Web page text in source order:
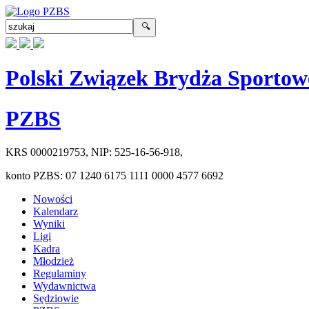
Polski Związek Brydża
PZBS
KRS 0000219753, NIP: 525-16-56-918,
konto PZBS: 07 1240 6175 1111 0000 4577 6692
Nowości
Kalendarz
Wyniki
Ligi
Kadra
Młodzież
Regulaminy
Wydawnictwa
Sędziowie